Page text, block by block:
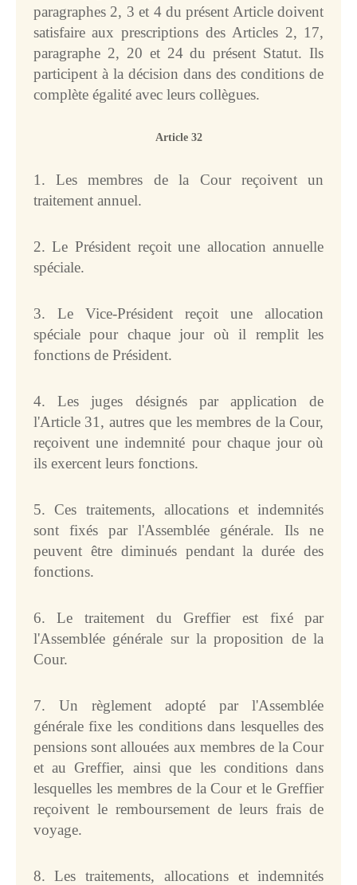
paragraphes 2, 3 et 4 du présent Article doivent
satisfaire aux prescriptions des Articles 2, 17,
paragraphe 2, 20 et 24 du présent Statut. Ils
participent à la décision dans des conditions de
complète égalité avec leurs collègues.
Article 32
1. Les membres de la Cour reçoivent un
traitement annuel.
2. Le Président reçoit une allocation annuelle
spéciale.
3. Le Vice-Président reçoit une allocation
spéciale pour chaque jour où il remplit les
fonctions de Président.
4. Les juges désignés par application de
l'Article 31, autres que les membres de la Cour,
reçoivent une indemnité pour chaque jour où
ils exercent leurs fonctions.
5. Ces traitements, allocations et indemnités
sont fixés par l'Assemblée générale. Ils ne
peuvent être diminués pendant la durée des
fonctions.
6. Le traitement du Greffier est fixé par
l'Assemblée générale sur la proposition de la
Cour.
7. Un règlement adopté par l'Assemblée
générale fixe les conditions dans lesquelles des
pensions sont allouées aux membres de la Cour
et au Greffier, ainsi que les conditions dans
lesquelles les membres de la Cour et le Greffier
reçoivent le remboursement de leurs frais de
voyage.
8. Les traitements, allocations et indemnités